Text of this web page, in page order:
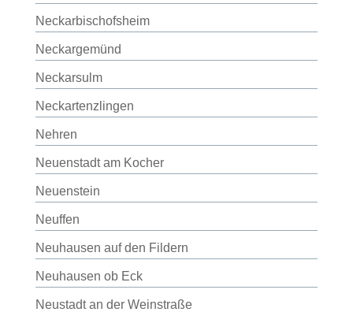
Neckarbischofsheim
Neckargemünd
Neckarsulm
Neckartenzlingen
Nehren
Neuenstadt am Kocher
Neuenstein
Neuffen
Neuhausen auf den Fildern
Neuhausen ob Eck
Neustadt an der Weinstraße